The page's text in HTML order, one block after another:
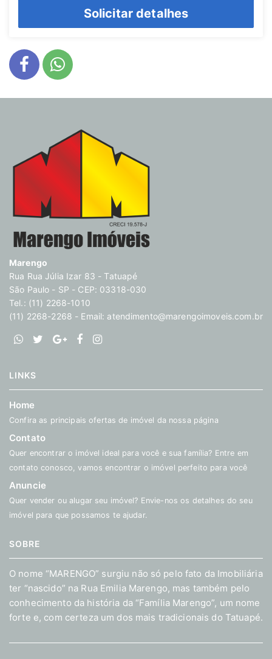
Solicitar detalhes
Marengo
Rua Rua Júlia Izar 83 - Tatuapé
São Paulo - SP - CEP: 03318-030
Tel.: (11) 2268-1010
(11) 2268-2268 - Email: atendimento@marengoimoveis.com.br
LINKS
Home
Confira as principais ofertas de imóvel da nossa página
Contato
Quer encontrar o imóvel ideal para você e sua família? Entre em
contato conosco, vamos encontrar o imóvel perfeito para você
Anuncie
Quer vender ou alugar seu imóvel? Envie-nos os detalhes do seu
imóvel para que possamos te ajudar.
SOBRE
O nome “MARENGO” surgiu não só pelo fato da Imobiliária
ter “nascido” na Rua Emilia Marengo, mas também pelo
conhecimento da história da “Família Marengo”, um nome
forte e, com certeza um dos mais tradicionais do Tatuapé.